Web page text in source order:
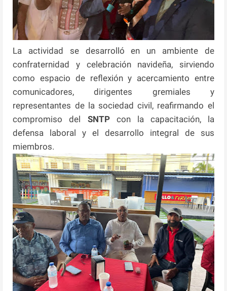
La actividad se desarrolló en un ambiente de
confraternidad y celebración navideña, sirviendo
como espacio de reflexión y acercamiento entre
comunicadores, dirigentes gremiales y
representantes de la sociedad civil, reafirmando el
compromiso del SNTPcon la capacitación, la
defensa laboral y el desarrollo integral de sus
miembros.